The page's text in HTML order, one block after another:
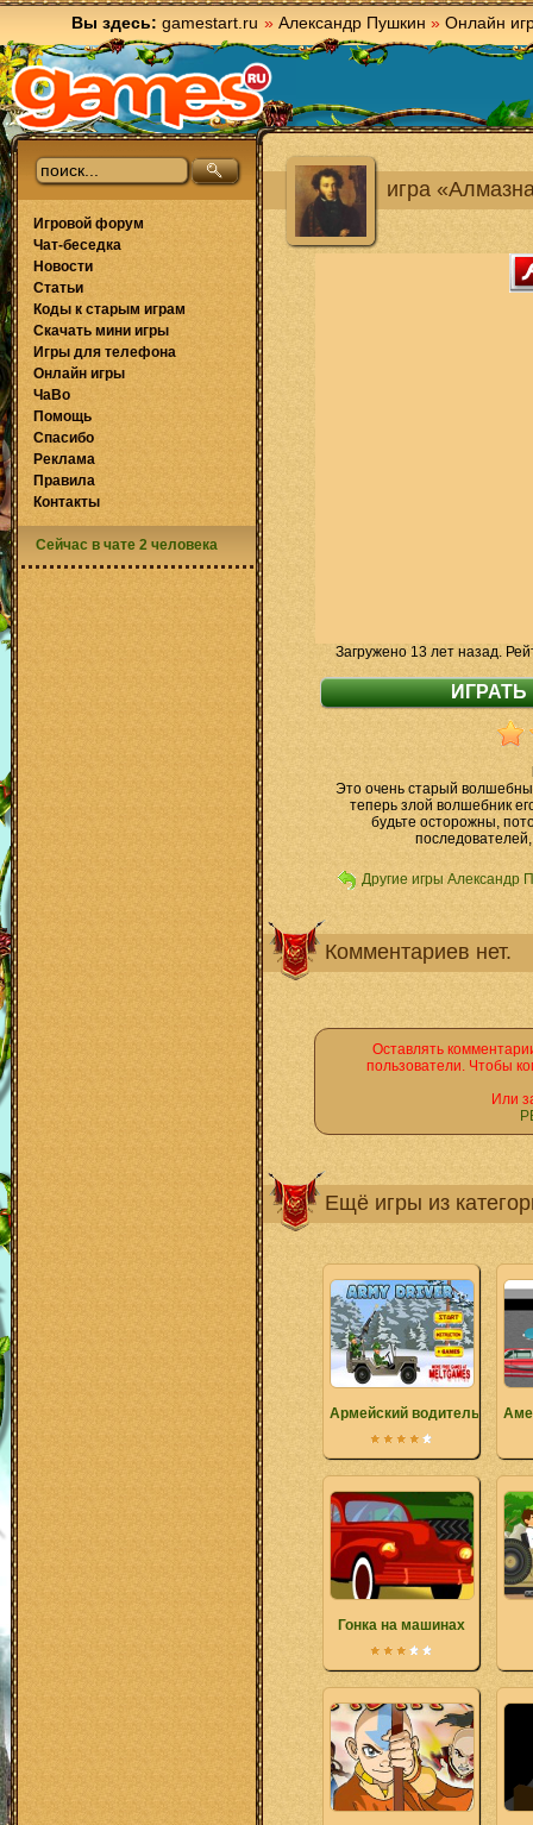
Вы здесь: gamestart.ru » Александр Пушкин » Онлайн
игра
Загружено 13 лет назад.
Это очень старый
теперь злой волшебник
будьте осторожны,
Другие игры Александр
Комментариев нет.
Оставлять
пользователи. Чтобы
Или
Ещё игры из
Армейский водитель
Гонка на машинах
Игровой форум
Чат-беседка
Новости
Статьи
Коды к старым играм
Скачать мини игры
Игры для телефона
Онлайн игры
ЧаВо
Помощь
Спасибо
Реклама
Правила
Контакты
Сейчас в чате 2 человека